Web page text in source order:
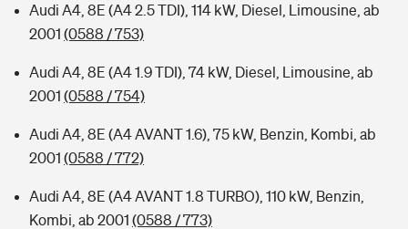
Audi A4, 8E (A4 2.5 TDI), 114 kW, Diesel, Limousine, ab
2001 (0588 / 753)
Audi A4, 8E (A4 1.9 TDI), 74 kW, Diesel, Limousine, ab
2001 (0588 / 754)
Audi A4, 8E (A4 AVANT 1.6), 75 kW, Benzin, Kombi, ab
2001 (0588 / 772)
Audi A4, 8E (A4 AVANT 1.8 TURBO), 110 kW, Benzin,
Kombi, ab 2001 (0588 / 773)